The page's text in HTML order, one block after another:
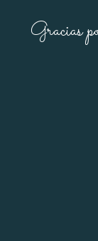
Gracias